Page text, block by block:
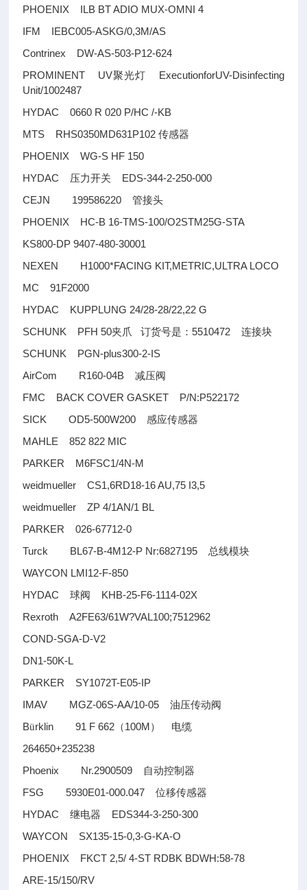
PHOENIX ILB BT ADIO MUX-OMNI 4
IFM IEBC005-ASKG/0,3M/AS
Contrinex DW-AS-503-P12-624
PROMINENT UV聚光灯 ExecutionforUV-Disinfecting
Unit/1002487
HYDAC 0660 R 020 P/HC /-KB
MTS RHS0350MD631P102传感器
PHOENIX WG-S HF 150
HYDAC 压力开关
EDS-344-2-250-000
CEJN 199586220管接头
PHOENIX HC-B 16-TMS-100/O2STM25G-STA
KS800-DP 9407-480-30001
NEXEN H1000*FACING KIT,METRIC,ULTRA LOCO
MC 91F2000
HYDAC KUPPLUNG 24/28-28/22,22 G
SCHUNK PFH 50夹爪 订货号是：5510472连接块
SCHUNK PGN-plus300-2-IS
AirCom R160-04B减压阀
FMC BACK COVER GASKET P/N:P522172
SICK OD5-500W200感应传感器
MAHLE 852 822 MIC
PARKER M6FSC1/4N-M
weidmueller CS1,6RD18-16 AU,75 I3,5
weidmueller ZP 4/1AN/1 BL
PARKER 026-67712-0
Turck BL67-B-4M12-P Nr:6827195 总线模块
WAYCON LMI12-F-850
HYDAC球阀
KHB-25-F6-1114-02X
Rexroth A2FE63/61W?VAL100;7512962
COND-SGA-D-V2
DN1-50K-L
PARKER SY1072T-E05-IP
IMAV MGZ-06S-AA/10-05油压传动阀
Bürklin 91 F 662 （100M） 电缆
264650+235238
Phoenix Nr.2900509
自动控制器
FSG 5930E01-000.047位移传感器
HYDAC继电器
EDS344-3-250-300
WAYCON SX135-15-0,3-G-KA-O
PHOENIX FKCT 2,5/ 4-ST RDBK BDWH:58-78
ARE-15/150/RV